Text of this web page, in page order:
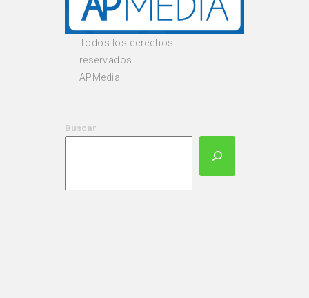
Todos los derechos
reservados.
APMedia.
Buscar